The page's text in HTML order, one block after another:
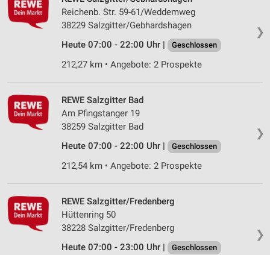
❯
Reichenb. Str. 59-61/Weddemweg
38229 Salzgitter/Gebhardshagen
Heute 07:00 - 22:00 Uhr |
Geschlossen
212,27 km • Angebote: 2 Prospekte
❯
REWE Salzgitter Bad
Am Pfingstanger 19
38259 Salzgitter Bad
Heute 07:00 - 22:00 Uhr |
Geschlossen
212,54 km • Angebote: 2 Prospekte
❯
REWE Salzgitter/Fredenberg
Hüttenring 50
38228 Salzgitter/Fredenberg
Heute 07:00 - 23:00 Uhr |
Geschlossen